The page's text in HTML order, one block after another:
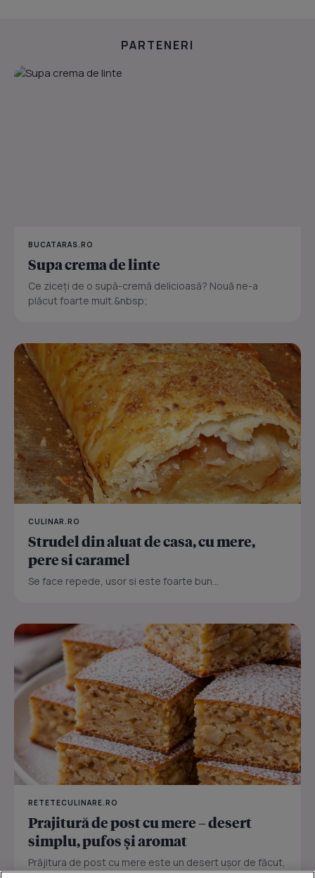
PARTENERI
BUCATARAS.RO
Supa crema de linte
Ce ziceți de o supă-cremă delicioasă? Nouă ne-a
plăcut foarte mult.&nbsp;
CULINAR.RO
Strudel din aluat de casa, cu mere,
pere si caramel
Se face repede, usor si este foarte bun...
RETETECULINARE.RO
Prajitură de post cu mere – desert
simplu, pufos și aromat
Prăjitura de post cu mere este un desert ușor de făcut,